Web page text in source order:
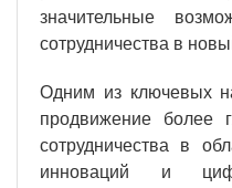
значительные
сотрудничества в
Одним из ключевых
продвижение более
сотрудничества в
инноваций и